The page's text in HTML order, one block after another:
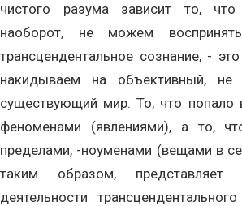
чистого разума зависит то,
наоборот, не можем
трансцендентальное сознание, -
накидываем на объективный,
существующий мир. То, что попало
феноменами (явлениями), а то,
пределами, -ноуменами (вещами в
таким образом, представляет
деятельности